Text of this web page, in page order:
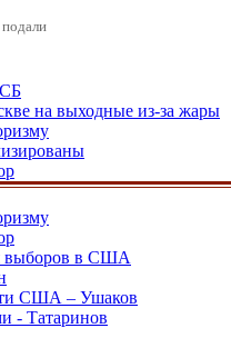
на выходные из-за жары
выборов в США
США – Ушаков
- Татаринов